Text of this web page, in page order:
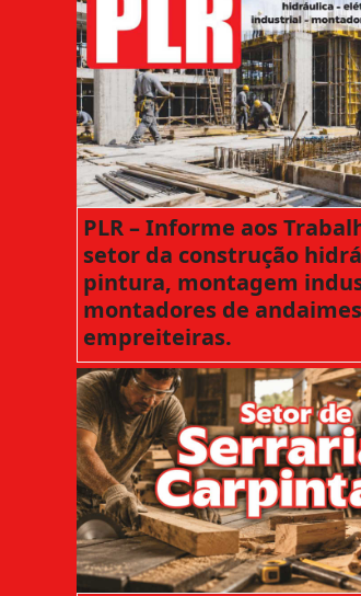
PLR – Informe aos
setor da construção
pintura, montagem
montadores de
empreiteiras.